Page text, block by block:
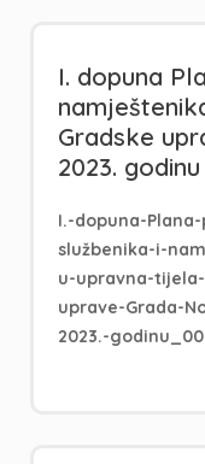
I. dopuna
Gradske
2023. godinu
I.-dopuna-
službenika-i-
u-upravna-
uprave-Grada-
2023.-